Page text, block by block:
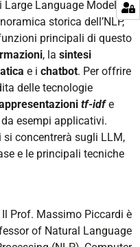
Language Models
storica dell’NLP,
principali di questo
, la sintesi
e i chatbot. Per offrire
delle tecnologie
tf-idfe
esempi applicativi.
concentrerà sugli LLM,
e le principali tecniche
Il Prof. Massimo Piccardi è
of Natural Language